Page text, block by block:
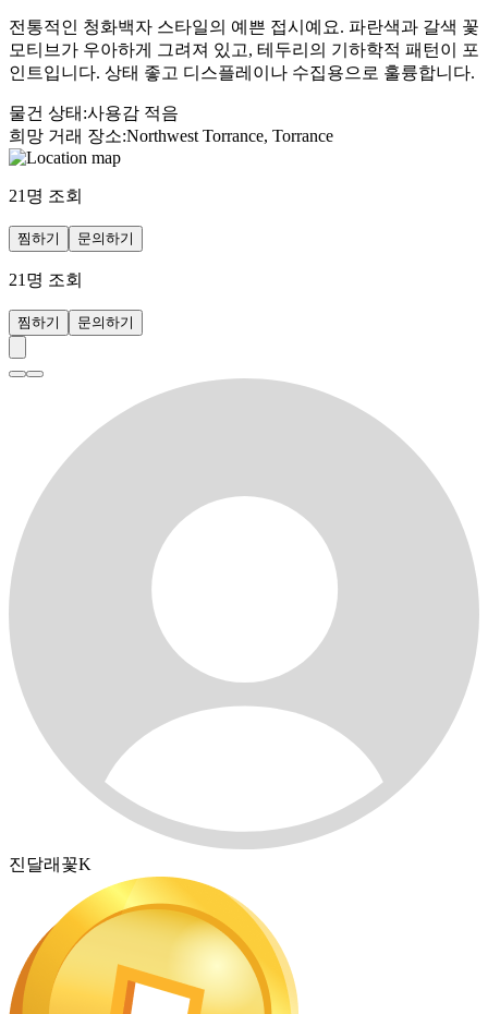
전통적인 청화백자 스타일의 예쁜 접시예요. 파란색과 갈색 꽃
모티브가 우아하게 그려져 있고, 테두리의 기하학적 패턴이 포
인트입니다. 상태 좋고 디스플레이나 수집용으로 훌륭합니다.
물건 상태 :사용감 적음
희망 거래 장소:Northwest Torrance, Torrance
21 명 조회
찜하기 문의하기
21 명 조회
찜하기 문의하기
진달래꽃K